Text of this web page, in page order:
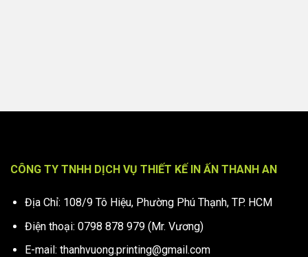
CÔNG TY TNHH DỊCH VỤ THIẾT KẾ IN ẤN THANH AN
Địa Chỉ: 108/9 Tô Hiệu, Phường Phú Thạnh, TP. HCM
Điện thoại: 0798 878 979 (Mr. Vương)
E-mail: thanhvuong.printing@gmail.com